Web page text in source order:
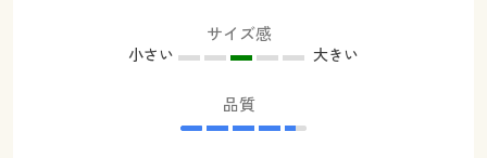
サイズ感
小さい 大きい
品質